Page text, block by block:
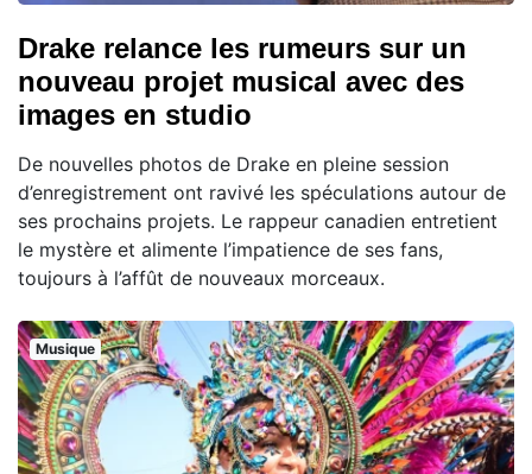
Drake relance les rumeurs sur un
nouveau projet musical avec des
images en studio
De nouvelles photos de Drake en pleine session
d’enregistrement ont ravivé les spéculations autour de
ses prochains projets. Le rappeur canadien entretient
le mystère et alimente l’impatience de ses fans,
toujours à l’affût de nouveaux morceaux.
Musique